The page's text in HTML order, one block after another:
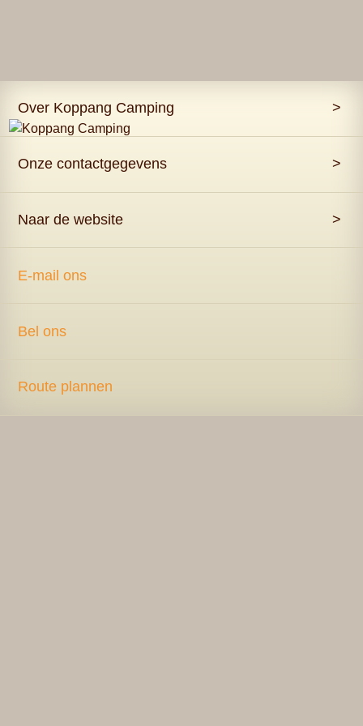
Over Koppang Camping >
Onze contactgegevens >
Naar de website >
E-mail ons
Bel ons
Route plannen